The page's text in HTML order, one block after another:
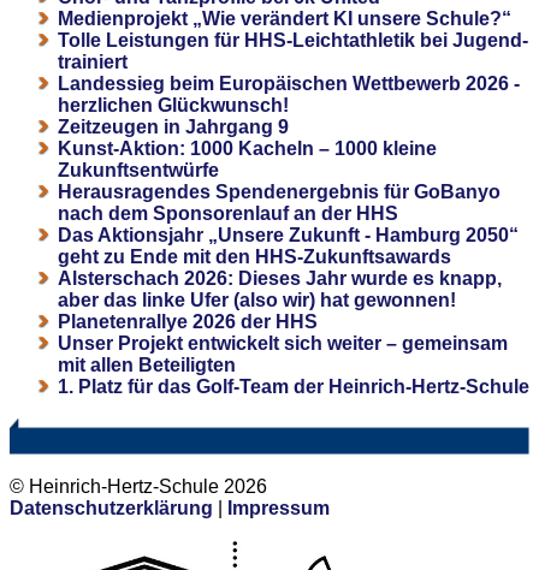
Medienprojekt „Wie verändert KI unsere Schule?“
Tolle Leistungen für HHS-Leichtathletik bei Jugend-
trainiert
Landessieg beim Europäischen Wettbewerb 2026 -
herzlichen Glückwunsch!
Zeitzeugen in Jahrgang 9
Kunst-Aktion: 1000 Kacheln – 1000 kleine
Zukunftsentwürfe
Herausragendes Spendenergebnis für GoBanyo
nach dem Sponsorenlauf an der HHS
Das Aktionsjahr „Unsere Zukunft - Hamburg 2050“
geht zu Ende mit den HHS-Zukunftsawards
Alsterschach 2026: Dieses Jahr wurde es knapp,
aber das linke Ufer (also wir) hat gewonnen!
Planetenrallye 2026 der HHS
Unser Projekt entwickelt sich weiter – gemeinsam
mit allen Beteiligten
1. Platz für das Golf-Team der Heinrich-Hertz-Schule
© Heinrich-Hertz-Schule 2026
Datenschutzerklärung
Impressum